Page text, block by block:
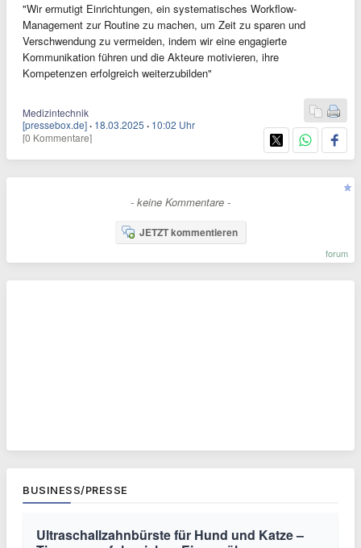
"Wir ermutigt Einrichtungen, ein systematisches Workflow-
Management zur Routine zu machen, um Zeit zu sparen und
Verschwendung zu vermeiden, indem wir eine engagierte
Kommunikation führen und die Akteure motivieren, ihre
Kompetenzen erfolgreich weiterzubilden"
Medizintechnik
[pressebox.de] · 18.03.2025 · 10:02 Uhr
[0 Kommentare]
- keine Kommentare -
JETZT kommentieren
forum
BUSINESS/PRESSE
Ultraschallzahnbürste für Hund und Katze –